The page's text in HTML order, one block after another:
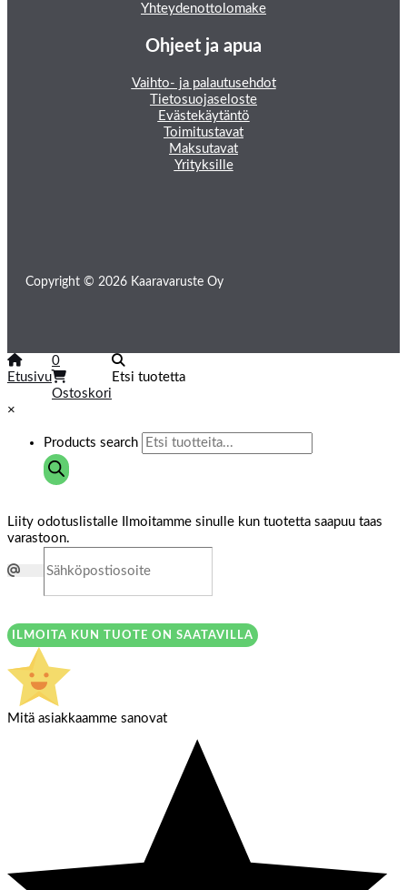
Yhteydenottolomake
Ohjeet ja apua
Vaihto- ja palautusehdot
Tietosuojaseloste
Evästekäytäntö
Toimitustavat
Maksutavat
Yrityksille
Copyright © 2026 Kaaravaruste Oy
Etusivu
0
Ostoskori
Etsi tuotetta
×
Products search
Liity odotuslistalle
Ilmoitamme sinulle kun tuotetta saapuu taas
varastoon.
ILMOITA KUN TUOTE ON SAATAVILLA
Mitä asiakkaamme sanovat